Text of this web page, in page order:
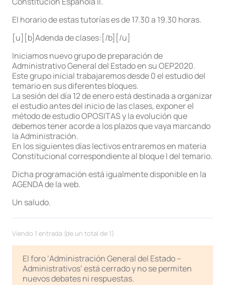
El horario de estas tutorías es de 17.30 a 19.30 horas.
[u][b]Adenda de clases:[/b][/u]
Iniciamos nuevo grupo de preparación de
Administrativo General del Estado en su OEP2020.
Este grupo inicial trabajaremos desde 0 el estudio del
temario en sus diferentes bloques.
La sesión del día 12 de enero está destinada a organizar
el estudio antes del inicio de las clases, exponer el
método de estudio OPOSITAS y la evolución que
debemos tener acorde a los plazos que vaya marcando
la Administración.
En los siguientes días lectivos entraremos en materia
Constitucional correspondiente al bloque I del temario.
Dicha programación está igualmente disponible en la
AGENDA de la web.
Un saludo.
Viendo 1 entrada (de un total de 1)
El foro ‘Administración General del Estado –
Administrativos’ está cerrado y no se permiten
nuevos debates ni respuestas.